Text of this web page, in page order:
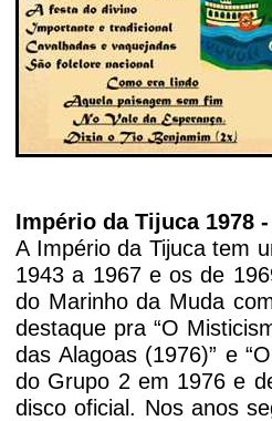
Império da Tijuca 1978
A Império da Tijuca tem
1943 a 1967 e os de
do Marinho da Muda
destaque pra “O
das Alagoas (1976)” e
do Grupo 2 em 1976 e
disco oficial. Nos anos